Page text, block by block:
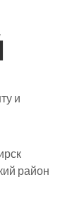
и
район